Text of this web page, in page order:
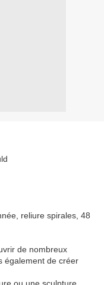
reliure spirales, 48
de nombreux
également de créer